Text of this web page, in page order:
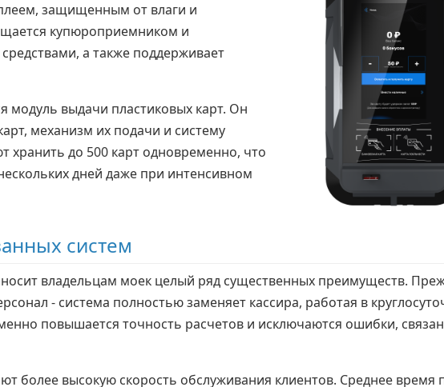
защищенным от влаги и
купюроприемником и
а также поддерживает
выдачи пластиковых карт. Он
механизм их подачи и систему
до 500 карт одновременно, что
дней даже при интенсивном
систем
владельцам моек целый ряд существенных преимуществ.
- система полностью заменяет кассира, работая в
повышается точность расчетов и исключаются ошибки,
более высокую скорость обслуживания клиентов. Среднее время